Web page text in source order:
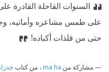
السنوات القاحلة القادرة
على طمس مشاعره وأمانيه،
حتى من فلذات أكباده!
مشاركة من ma ha ، من كتاب